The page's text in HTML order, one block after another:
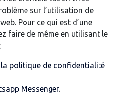
sur l’utilisation de
Pour ce qui est d’une
faire de même en utilisant le
politique de confidentialité
Messenger.